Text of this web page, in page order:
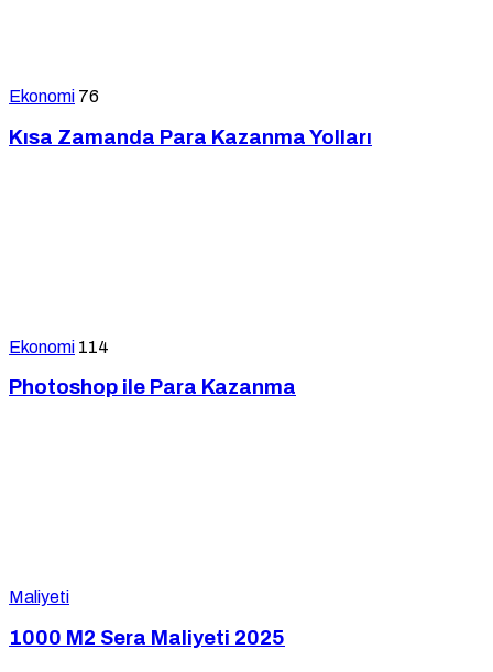
Ekonomi 76
Kısa Zamanda Para Kazanma Yolları
Ekonomi 114
Photoshop ile Para Kazanma
Maliyeti
1000 M2 Sera Maliyeti 2025